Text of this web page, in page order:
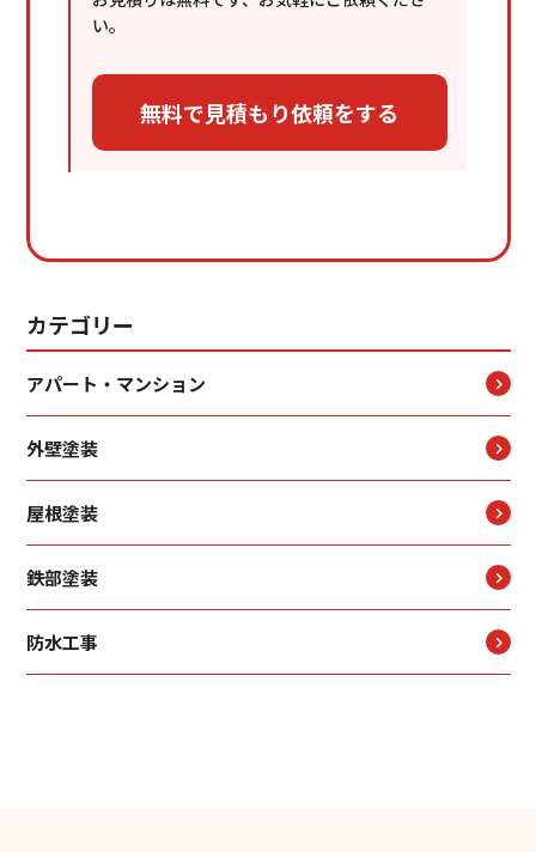
い。
カテゴリー
アパート・マンション
外壁塗装
屋根塗装
鉄部塗装
防水工事